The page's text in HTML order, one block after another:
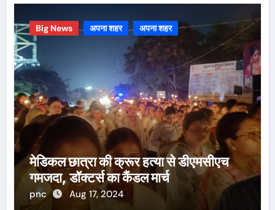
Big News अपना शहर अपना शहर
मेडिकल छात्रा की क्रूर हत्या से डीएमसीएच
गमजदा, डॉक्टर्स का कैंडल मार्च
pnc Aug 17, 2024